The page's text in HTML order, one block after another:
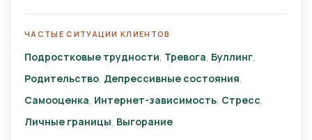
ЧАСТЫЕ СИТУАЦИИ КЛИЕНТОВ
Подростковые трудности Тревога Буллинг
Родительство Депрессивные состояния
Самооценка Интернет-зависимость Стресс
Личные границы Выгорание